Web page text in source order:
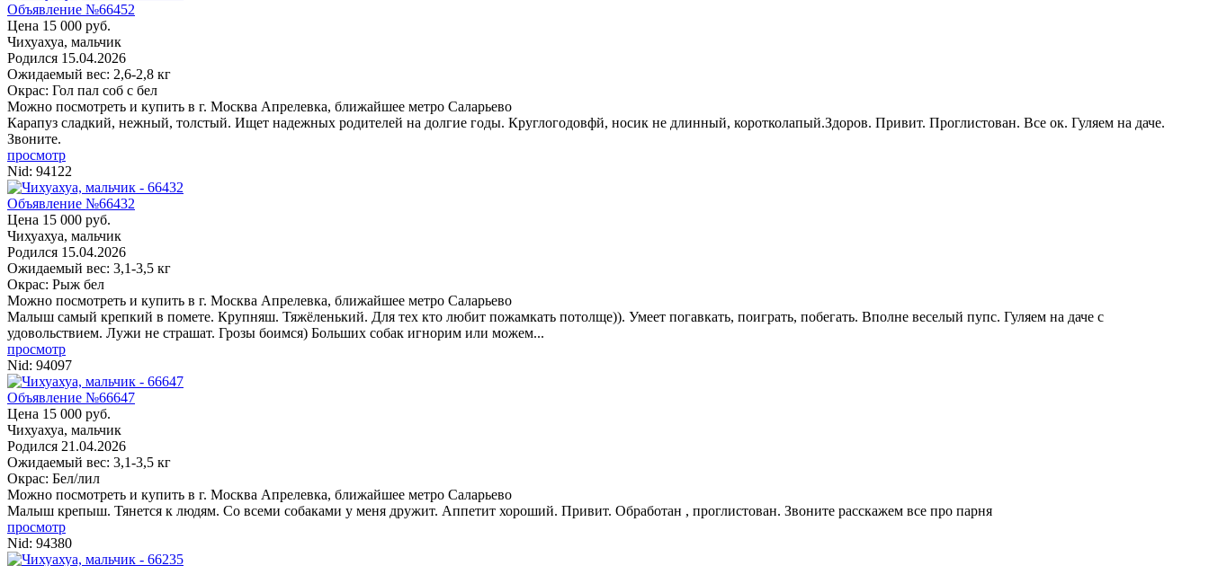
Объявление №66452
Цена 15 000 руб.
Чихуахуа, мальчик
Родился 15.04.2026
Ожидаемый вес: 2,6-2,8 кг
Окрас: Гол пал соб с бел
Можно посмотреть и купить в г. Москва Апрелевка, ближайшее метро Саларьево
Карапуз сладкий, нежный, толстый. Ищет надежных родителей на долгие годы. Круглогодовфй, носик не длинный, коротколапый.Здоров. Привит. Проглистован. Все ок. Гуляем на даче.
Звоните.
просмотр
Nid: 94122
Объявление №66432
Цена 15 000 руб.
Чихуахуа, мальчик
Родился 15.04.2026
Ожидаемый вес: 3,1-3,5 кг
Окрас: Рыж бел
Можно посмотреть и купить в г. Москва Апрелевка, ближайшее метро Саларьево
Малыш самый крепкий в помете. Крупняш. Тяжёленький. Для тех кто любит пожамкать потолще)). Умеет погавкать, поиграть, побегать. Вполне веселый пупс. Гуляем на даче с
удовольствием. Лужи не страшат. Грозы боимся) Больших собак игнорим или можем...
просмотр
Nid: 94097
Объявление №66647
Цена 15 000 руб.
Чихуахуа, мальчик
Родился 21.04.2026
Ожидаемый вес: 3,1-3,5 кг
Окрас: Бел/лил
Можно посмотреть и купить в г. Москва Апрелевка, ближайшее метро Саларьево
Малыш крепыш. Тянется к людям. Со всеми собаками у меня дружит. Аппетит хороший. Привит. Обработан , проглистован. Звоните расскажем все про парня
просмотр
Nid: 94380